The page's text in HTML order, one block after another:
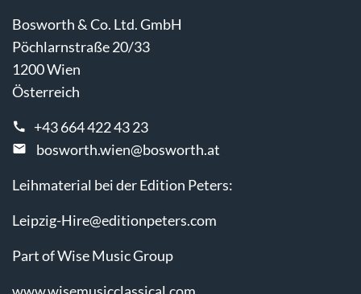
Bosworth & Co. Ltd. GmbH
Pöchlarnstraße 20/33
1200 Wien
Österreich
+43 664 422 43 23
bosworth.wien@bosworth.at
Leihmaterial bei der Edition Peters:
Leipzig-Hire@editionpeters.com
Part of Wise Music Group